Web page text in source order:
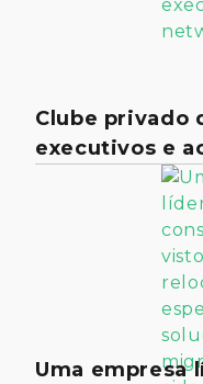
Clube privado
executivos e
Uma empresa